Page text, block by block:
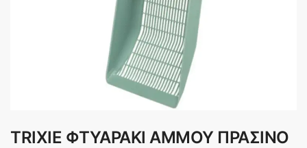
TRIXIE ΦΤΥΑΡΑΚΙ ΑΜΜΟΥ ΠΡΑΣΙΝΟ